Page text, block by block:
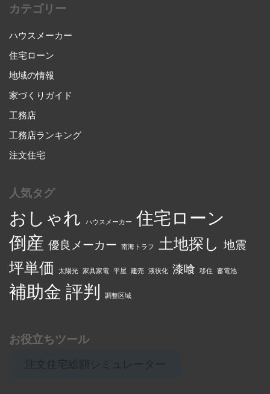
カテゴリー
ハウスメーカー
住宅ローン
地域の情報
家づくりガイド
工務店
工務店ランキング
注文住宅
人気タグ
おしゃれ ハウスメーカー
住宅ローン
倒産 優良メーカー 南海トラフ 土地探し 地震
坪単価 太陽光 家具家電 平屋 建売 液状化 漆喰 移住 蓄電池
補助金 評判 調整区域
お役立ちツール
注文住宅総額シミュレーター